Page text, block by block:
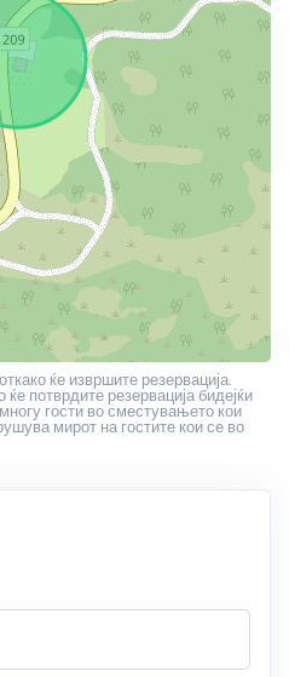
ќе извршите резервација.
потврдите резервација бидејќи
гости во сместувањето кои
мирот на гостите кои се во